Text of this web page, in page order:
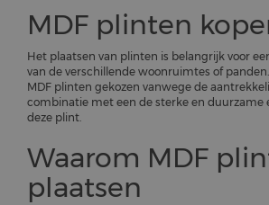
MDF plinten
Het plaatsen van plinten is belangrijk voor
van de verschillende woonruimtes of
MDF plinten gekozen vanwege de
combinatie met een de sterke en duurzame
deze plint.
Waarom MDF
plaatsen